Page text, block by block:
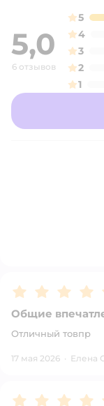
5,0
6 отзывов
5
4
3
2
1
Рейтинг:5
Общие
Отличный товпр
17 мая 2026 · Елена
Рейтинг:5